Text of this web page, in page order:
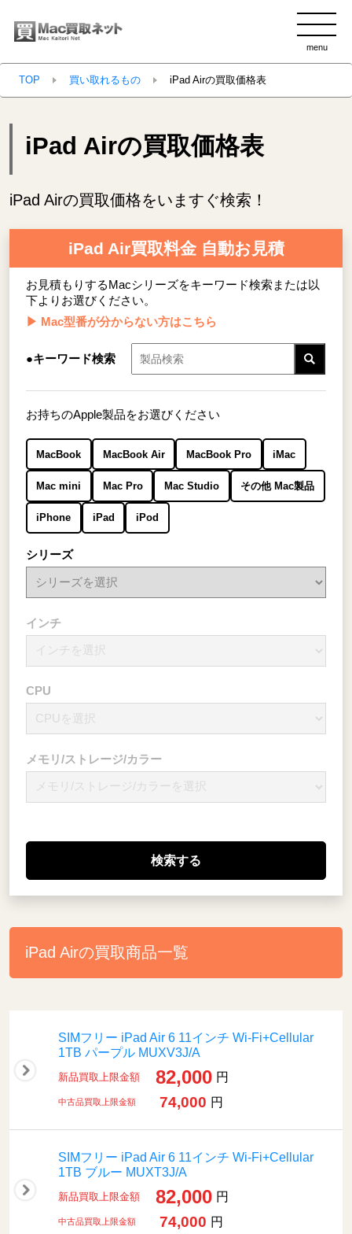
menu
TOP 買い取れるもの iPad Airの買取価格表
iPad Airの買取価格表
iPad Airの買取価格をいますぐ検索！
iPad Air買取料金 自動お見積
お見積もりするMacシリーズをキーワード検索または以
下よりお選びください。
▶ Mac型番が分からない方はこちら
●キーワード検索
お持ちのApple製品をお選びください
MacBook MacBook Air MacBook Pro iMac
Mac mini Mac Pro Mac Studio その他 Mac製品
iPhone iPad iPod
シリーズ
インチ
CPU
メモリ/ストレージ/カラー
iPad Airの買取商品一覧
SIMフリー iPad Air 6 11インチ Wi-Fi+Cellular
1TB パープル MUXV3J/A
新品買取上限金額 82,000 円
中古品買取上限金額 74,000 円
SIMフリー iPad Air 6 11インチ Wi-Fi+Cellular
1TB ブルー MUXT3J/A
新品買取上限金額 82,000 円
中古品買取上限金額 74,000 円